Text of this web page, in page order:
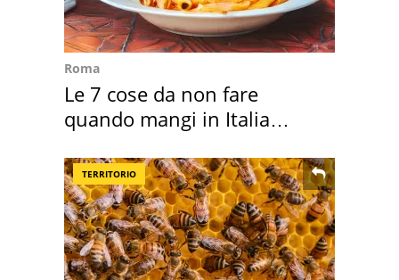
Roma
Le 7 cose da non fare
quando mangi in Italia
TERRITORIO